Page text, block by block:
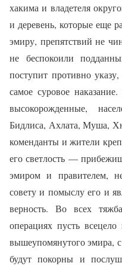
хакима и владетеля
и деревень, которые еще
эмиру, препятствий не
не беспокоили
поступит противно
самое суровое
высокорожденные,
Бидлиса, Ахлата, Муша,
коменданты и жители
его светлость —
эмиром и правителем,
совету и помыслу его и
верность. Во всех
операциях пусть
вышеупомянутого эмира,
будут покорны и